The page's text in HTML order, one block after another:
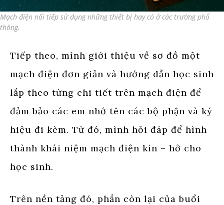
Mạch điện nối tiếp sử dụng những thiết bị hay có ở các trường phổ
thông.
Tiếp theo, mình giới thiệu về sơ đồ một
mạch điện đơn giản và hướng dẫn học sinh
lắp theo từng chi tiết trên mạch điện để
đảm bảo các em nhớ tên các bộ phận và ký
hiệu đi kèm. Từ đó, mình hỏi đáp để hình
thành khái niệm mạch điện kín – hở cho
học sinh.
Trên nền tảng đó, phần còn lại của buổi